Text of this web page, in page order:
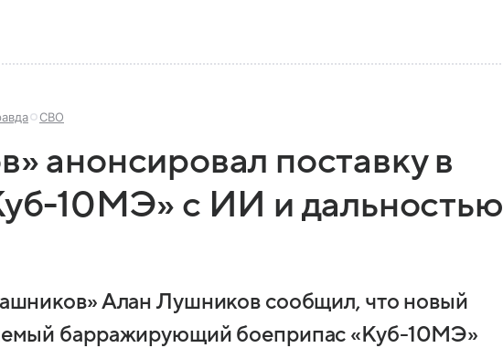
СВО
анонсировал поставку в
10МЭ» с ИИ и дальностью
Алан Лушников сообщил, что новый
барражирующий боеприпас «Куб-10МЭ»